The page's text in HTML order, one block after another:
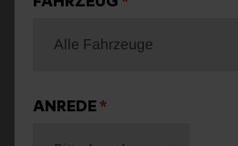
Alle Fahrzeuge
ANREDE